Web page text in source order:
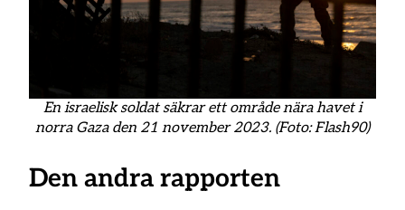
En israelisk soldat säkrar ett område nära havet i
norra Gaza den 21 november 2023. (Foto: Flash90)
Den andra rapporten